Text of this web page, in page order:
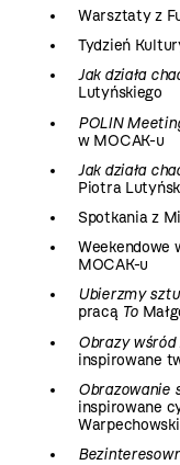
Warsztaty z
Tydzień
Jak działa
Lutyńskiego
POLIN
w MOCAK-u
Jak działa
Piotra
Spotkania z
Weekendowe
MOCAK-u
Ubierzmy
pracą To
Obrazy
inspirowane
Obrazowanie
inspirowane